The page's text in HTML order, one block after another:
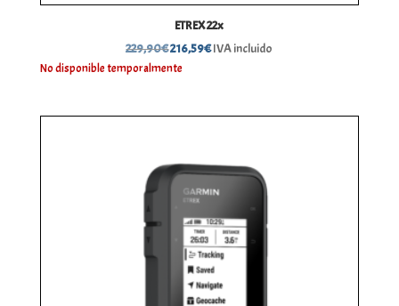
ETREX 22x
229,90€El
precio
216,59€ElIVA incluido
No disponible temporalmente